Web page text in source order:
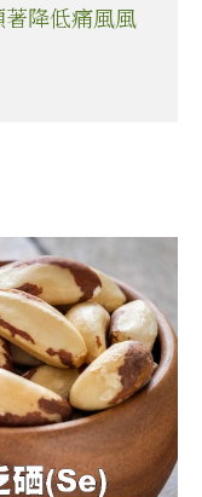
降低痛風風